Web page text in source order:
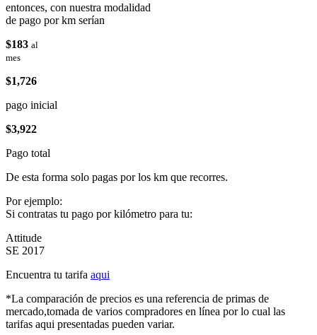
entonces, con nuestra modalidad
de pago por km serían
$183 al
mes
$1,726
pago inicial
$3,922
Pago total
De esta forma solo pagas por los km que recorres.
Por ejemplo:
Si contratas tu pago por kilómetro para tu:
Attitude
SE 2017
Encuentra tu tarifa aqui
*La comparación de precios es una referencia de primas de
mercado,tomada de varios compradores en línea por lo cual las
tarifas aqui presentadas pueden variar.